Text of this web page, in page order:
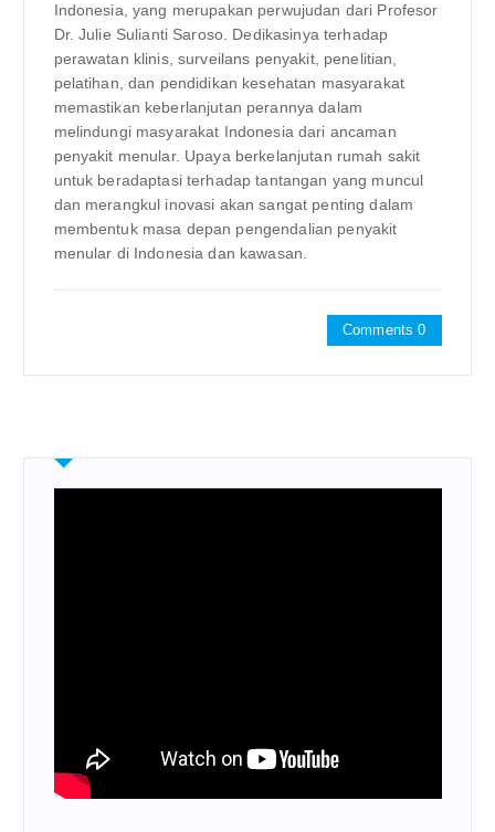
Indonesia, yang merupakan perwujudan dari Profesor
Dr. Julie Sulianti Saroso. Dedikasinya terhadap
perawatan klinis, surveilans penyakit, penelitian,
pelatihan, dan pendidikan kesehatan masyarakat
memastikan keberlanjutan perannya dalam
melindungi masyarakat Indonesia dari ancaman
penyakit menular. Upaya berkelanjutan rumah sakit
untuk beradaptasi terhadap tantangan yang muncul
dan merangkul inovasi akan sangat penting dalam
membentuk masa depan pengendalian penyakit
menular di Indonesia dan kawasan.
Comments 0